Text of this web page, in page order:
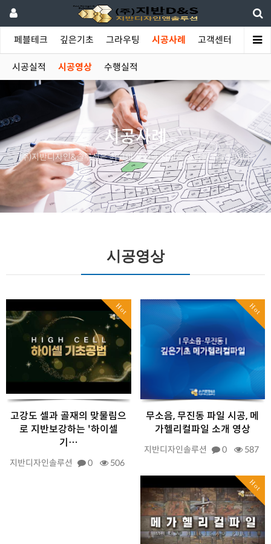
페블테크 깊은기초 그라우팅 시공사례 고객센터
시공실적 시공영상 수행실적
시공사례
(주)지반디자인&솔루션은 최고의 품질과 서비스 공급을 추구합니다.
시공영상
Hot
고강도 셀과 골재의 맞물림으
로 지반보강하는 '하이셀
기…
지반디자인솔루션 0 506
Hot
무소음, 무진동 파일 시공, 메
가헬리컬파일 소개 영상
지반디자인솔루션 0 587
Hot